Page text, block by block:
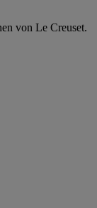
von Le Creuset.